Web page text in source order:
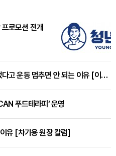
로모션 전개
팔 들기 어려운 오십견, 통증 줄었다고 운동 멈추면 안 되는 이유 [이병욱 원장 칼럼]
푸드테라피’ 운영
유 [차기용 원장 칼럼]